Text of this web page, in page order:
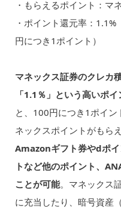
・もらえるポイント：マ
・ポイント還元率：
円につき1ポイント）
マネックス証券のクレカ
「1.1％」という高いポ
と、100円につき1ポイ
ネックスポイントがもら
Amazonギフト券やdポ
トなど他のポイント、
ことが可能。マネックス
に充当したり、暗号資産